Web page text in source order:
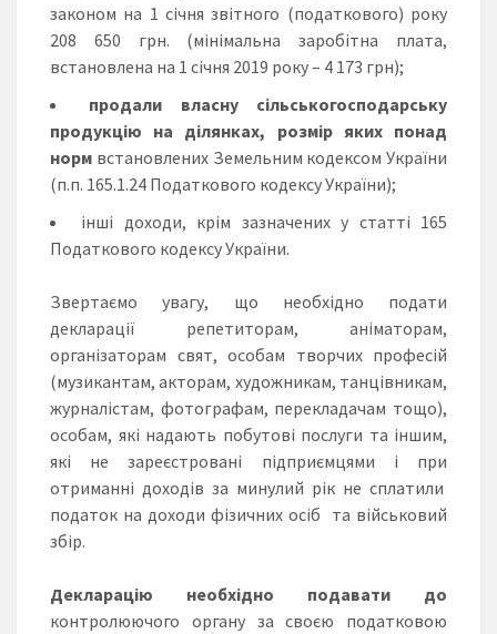
законом на 1 січня звітного (податкового) року
208 650 грн. (мінімальна заробітна плата,
встановлена на 1 січня 2019 року – 4 173 грн);
продали власну сільськогосподарську
продукцію на ділянках, розмір яких понад
норм встановлених Земельним кодексом України
(п.п. 165.1.24 Податкового кодексу України);
інші доходи, крім зазначених у статті 165
Податкового кодексу України.
Звертаємо увагу, що необхідно подати
декларації репетиторам, аніматорам,
організаторам свят, особам творчих професій
(музикантам, акторам, художникам, танцівникам,
журналістам, фотографам, перекладачам тощо),
особам, які надають побутові послуги та іншим,
які не зареєстровані підприємцями і при
отриманні доходів за минулий рік не сплатили
податок на доходи фізичних осіб та військовий
збір.
Декларацію необхідно подавати до
контролюючого органу за своєю податковою